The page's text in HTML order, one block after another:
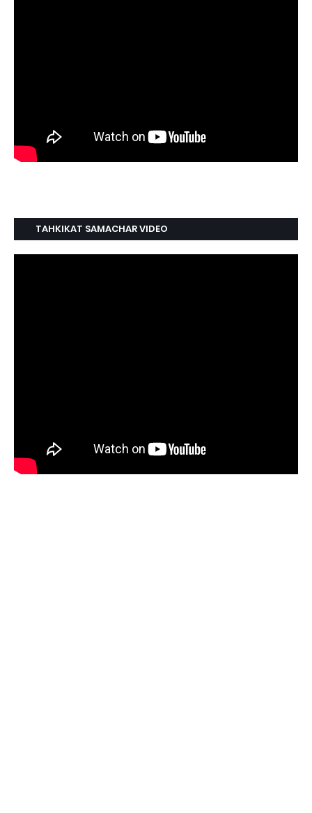
TAHKIKAT SAMACHAR VIDEO